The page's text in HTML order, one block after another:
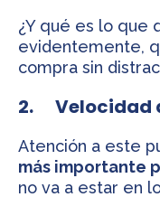
¿Y qué es lo que
evidentemente,
compra sin
2. Velocidad
Atención a este
más importante
no va a estar en